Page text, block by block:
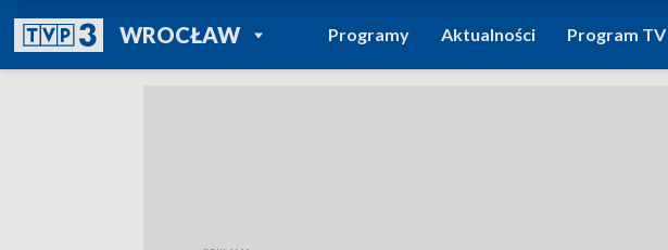
WROCŁAWPOWRÓT DO
TVP REGIONY
Programy Aktualności Program TV